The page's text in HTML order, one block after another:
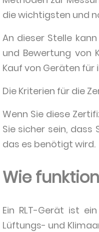
die wichtigsten und
An dieser Stelle
und Bewertung von
Kauf von Geräten
Die Kriterien für die
Wenn Sie diese
Sie sicher sein,
das es benötigt wird.
Wie
Ein RLT-Gerät ist
Lüftungs- und